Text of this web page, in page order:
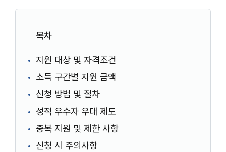
목차
지원 대상 및 자격조건
소득 구간별 지원 금액
신청 방법 및 절차
성적 우수자 우대 제도
중복 지원 및 제한 사항
신청 시 주의사항